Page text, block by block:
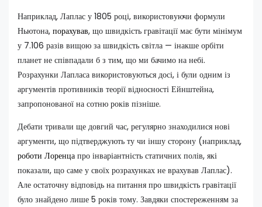
Наприклад, Лаплас у 1805 році, використовуючи формули
Ньютона, порахував, що швидкість гравітації має бути мінімум
у 7.106 разів вищою за швидкість світла — інакше орбіти
планет не співпадали б з тим, що ми бачимо на небі.
Розрахунки Лапласа використовуються досі, і були одним із
аргументів противників теорії відносності Ейнштейна,
запропонованої на сотню років пізніше.
Дебати тривали ще довгий час, регулярно знаходилися нові
аргументи, що підтверджують ту чи іншу сторону (наприклад,
роботи Лоренца про інваріантність статичних полів, які
показали, що саме у своїх розрахунках не врахував Лаплас).
Але остаточну відповідь на питання про швидкість гравітації
було знайдено лише 5 років тому. Завдяки спостереженням за